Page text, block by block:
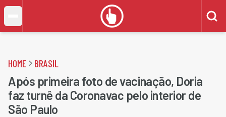
HOME BRASIL
Após primeira foto de vacinação, Doria
faz turnê da Coronavac pelo interior de
São Paulo